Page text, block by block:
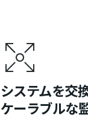
システムを交
ケーラブルな